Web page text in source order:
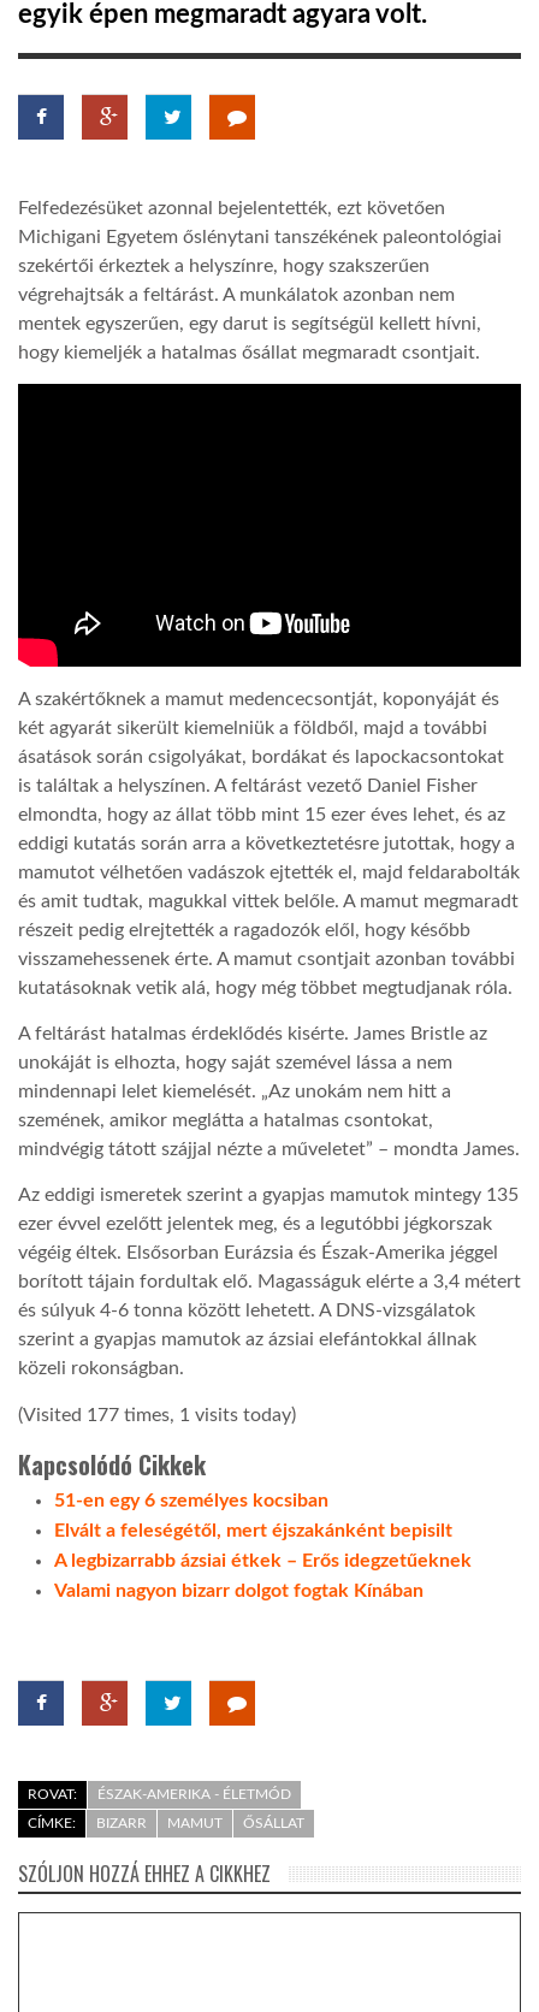
AFRIKA TUDÁSTÁR
A NAP SZÉPE
LINKTR.EE
GLOBOZSARU
egyik épen megmaradt agyara volt.
Felfedezésüket azonnal bejelentették, ezt követően
Michigani Egyetem őslénytani tanszékének paleontológiai
szekértői érkeztek a helyszínre, hogy szakszerűen
végrehajtsák a feltárást. A munkálatok azonban nem
mentek egyszerűen, egy darut is segítségül kellett hívni,
hogy kiemeljék a hatalmas ősállat megmaradt csontjait.
A szakértőknek a mamut medencecsontját, koponyáját és
két agyarát sikerült kiemelniük a földből, majd a további
ásatások során csigolyákat, bordákat és lapockacsontokat
is találtak a helyszínen. A feltárást vezető Daniel Fisher
elmondta, hogy az állat több mint 15 ezer éves lehet, és az
eddigi kutatás során arra a következtetésre jutottak, hogy a
mamutot vélhetően vadászok ejtették el, majd feldarabolták
és amit tudtak, magukkal vittek belőle. A mamut megmaradt
részeit pedig elrejtették a ragadozók elől, hogy később
visszamehessenek érte. A mamut csontjait azonban további
kutatásoknak vetik alá, hogy még többet megtudjanak róla.
A feltárást hatalmas érdeklődés kisérte. James Bristle az
unokáját is elhozta, hogy saját szemével lássa a nem
mindennapi lelet kiemelését. „Az unokám nem hitt a
szemének, amikor meglátta a hatalmas csontokat,
mindvégig tátott szájjal nézte a műveletet” – mondta James.
Az eddigi ismeretek szerint a gyapjas mamutok mintegy 135
ezer évvel ezelőtt jelentek meg, és a legutóbbi jégkorszak
végéig éltek. Elsősorban Eurázsia és Észak-Amerika jéggel
borított tájain fordultak elő. Magasságuk elérte a 3,4 métert
és súlyuk 4-6 tonna között lehetett. A DNS-vizsgálatok
szerint a gyapjas mamutok az ázsiai elefántokkal állnak
közeli rokonságban.
(Visited 177 times, 1 visits today)
Kapcsolódó Cikkek
51-en egy 6 személyes kocsiban
Elvált a feleségétől, mert éjszakánként bepisilt
A legbizarrabb ázsiai étkek – Erős idegzetűeknek
Valami nagyon bizarr dolgot fogtak Kínában
ROVAT:
ÉSZAK-AMERIKA - ÉLETMÓD
CÍMKE:
BIZARR MAMUT ŐSÁLLAT
SZÓLJON HOZZÁ EHHEZ A CIKKHEZ